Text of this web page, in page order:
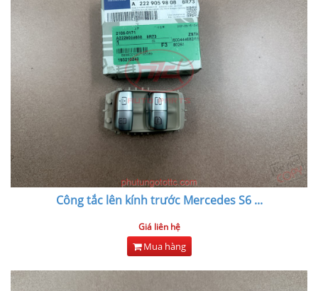
Công tắc lên kính trước Mercedes S6...
Giá liên hệ
Mua hàng